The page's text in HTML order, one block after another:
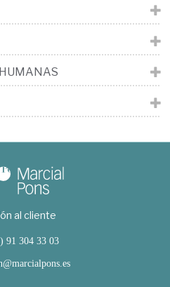
al cliente
91 304 33 03